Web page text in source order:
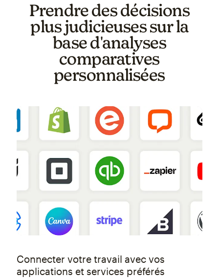
Prendre des décisions
plus judicieuses sur la
base d'analyses
comparatives
personnalisées
Connecter votre travail avec vos
applications et services préférés